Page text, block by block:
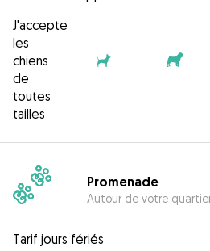
J'accepte
les
chiens
de
toutes
tailles
Promenade
Autour de votre
Tarif jours fériés